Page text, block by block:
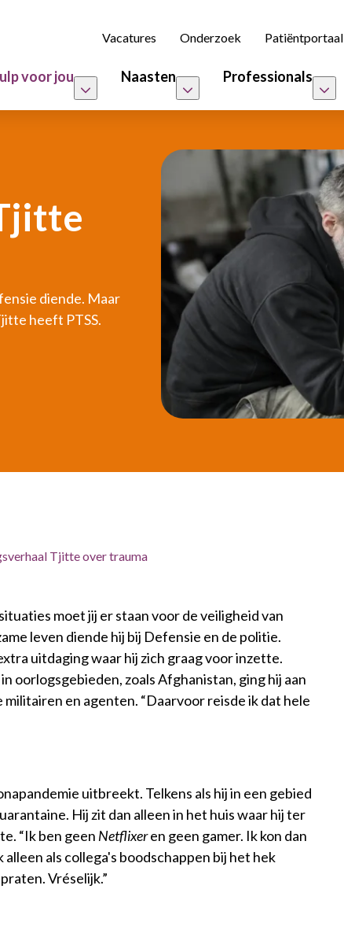
Vacatures Onderzoek Patiëntportaal
voor jou Naasten Professionals
diende. Maar
heeft PTSS.
Tjitte over trauma
moet jij er staan voor de veiligheid van
leven diende hij bij Defensie en de politie.
uitdaging waar hij zich graag voor inzette.
oorlogsgebieden, zoals Afghanistan, ging hij aan
en agenten. “Daarvoor reisde ik dat hele
uitbreekt. Telkens als hij in een gebied
Hij zit dan alleen in het huis waar hij ter
“Ik ben geen Netflixeren geen gamer. Ik kon dan
als collega's boodschappen bij het hek
Vréselijk.”